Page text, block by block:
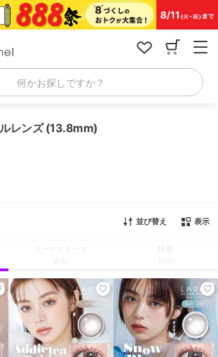
何かお探しですか？
レンズ (13.8mm)
並び替え 表示
(0件) (0件)